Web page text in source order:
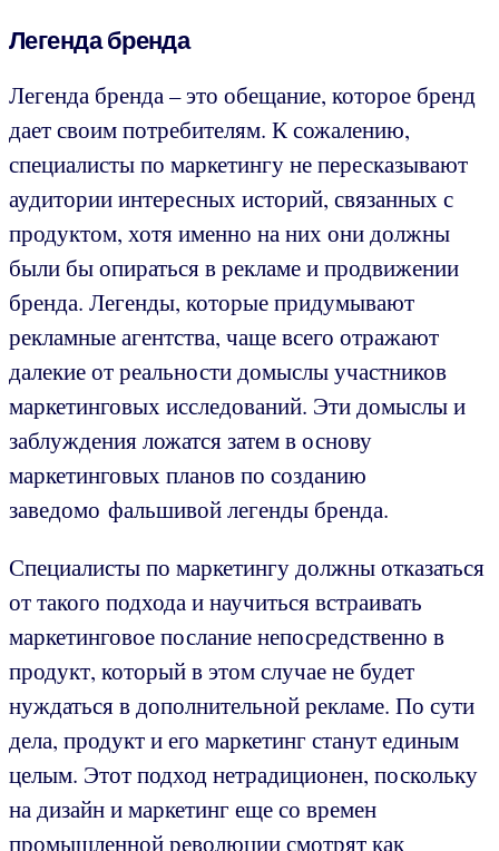
Легенда бренда
Легенда бренда – это обещание, которое бренд
дает своим потребителям. К сожалению,
специалисты по маркетингу не пересказывают
аудитории интересных историй, связанных с
продуктом, хотя именно на них они должны
были бы опираться в рекламе и продвижении
бренда. Легенды, которые придумывают
рекламные агентства, чаще всего отражают
далекие от реальности домыслы участников
маркетинговых исследований. Эти домыслы и
заблуждения ложатся затем в основу
маркетинговых планов по созданию
заведомо фальшивой легенды бренда.
Специалисты по маркетингу должны отказаться
от такого подхода и научиться встраивать
маркетинговое послание непосредственно в
продукт, который в этом случае не будет
нуждаться в дополнительной рекламе. По сути
дела, продукт и его маркетинг станут единым
целым. Этот подход нетрадиционен, поскольку
на дизайн и маркетинг еще со времен
промышленной революции смотрят как